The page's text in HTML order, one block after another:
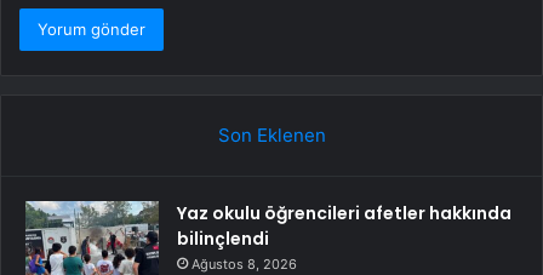
Son Eklenen
Yaz okulu öğrencileri afetler hakkında
bilinçlendi
Ağustos 8, 2026